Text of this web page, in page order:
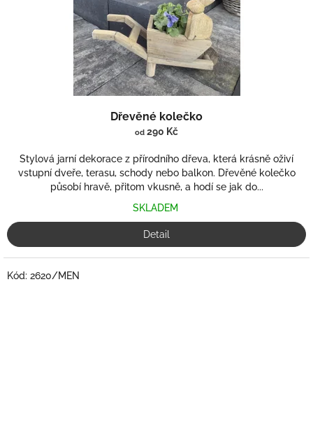
Dřevěné kolečko
od 290 Kč
Stylová jarní dekorace z přírodního dřeva, která krásně oživí
vstupní dveře, terasu, schody nebo balkon. Dřevěné kolečko
působí hravě, přitom vkusně, a hodí se jak do...
SKLADEM
Detail
Kód: 2620/MEN